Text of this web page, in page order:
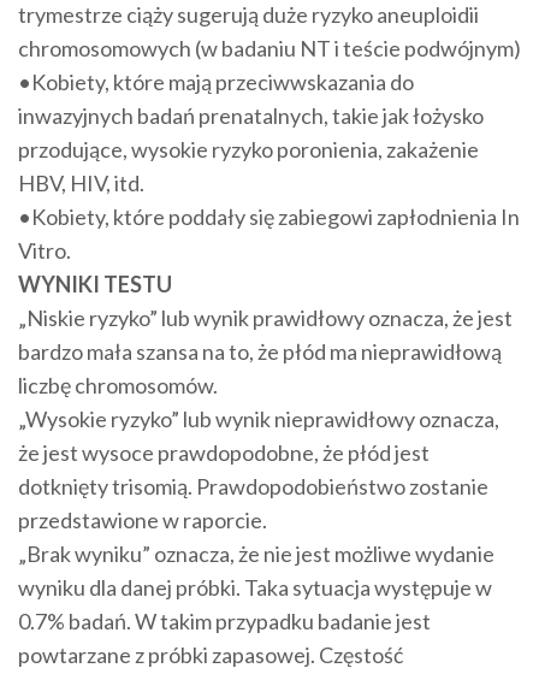
trymestrze ciąży sugerują duże ryzyko aneuploidii
chromosomowych (w badaniu NT i teście podwójnym)
•Kobiety, które mają przeciwwskazania do
inwazyjnych badań prenatalnych, takie jak łożysko
przodujące, wysokie ryzyko poronienia, zakażenie
HBV, HIV, itd.
•Kobiety, które poddały się zabiegowi zapłodnienia In
Vitro.
WYNIKI TESTU
„Niskie ryzyko” lub wynik prawidłowy oznacza, że jest
bardzo mała szansa na to, że płód ma nieprawidłową
liczbę chromosomów.
„Wysokie ryzyko” lub wynik nieprawidłowy oznacza,
że jest wysoce prawdopodobne, że płód jest
dotknięty trisomią. Prawdopodobieństwo zostanie
przedstawione w raporcie.
„Brak wyniku” oznacza, że nie jest możliwe wydanie
wyniku dla danej próbki. Taka sytuacja występuje w
0.7% badań. W takim przypadku badanie jest
powtarzane z próbki zapasowej. Częstość